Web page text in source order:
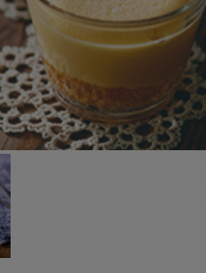
すべての電気ケトル
圧力鍋・電気圧力鍋
すべての圧力鍋・電気
の電気ケトル一覧
・電気圧力鍋一覧
圧力鍋・電気圧力鍋一覧
覧
鍋一覧